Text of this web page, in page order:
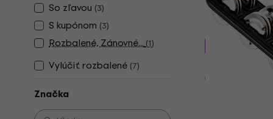
So zľavou (3)
S kupónom (3)
Rozbalené, Zánovné...(1)
Vylúčiť rozbalené (7)
Značka
Rovná
Rovná ručná
s